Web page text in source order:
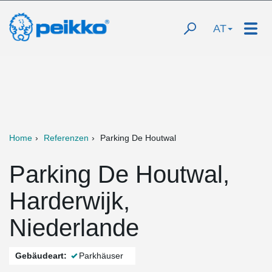
AT
Home Referenzen Parking De Houtwal
Parking De Houtwal,
Harderwijk,
Niederlande
Gebäudeart: Parkhäuser